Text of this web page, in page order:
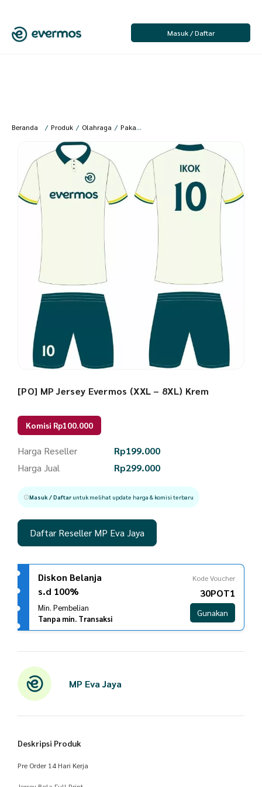
Masuk / Daftar
Beranda / Produk / Olahraga / Pakaian Olahraga
[PO] MP Jersey Evermos (XXL – 8XL) Krem
Komisi Rp100.000
Harga Reseller Rp199.000
Harga Jual
Rp299.000
Masuk / Daftaruntuk melihat update harga & komisi terbaru
Daftar Reseller MP Eva Jaya
Diskon Belanja
s.d 100%
Min. Pembelian
Tanpa min. Transaksi
Kode Voucher
30POT1
Gunakan
MP Eva Jaya
Deskripsi Produk
Pre Order 14 Hari Kerja